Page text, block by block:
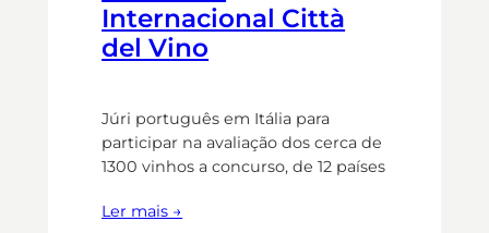
Internacional Città
del Vino
Júri português em Itália para
participar na avaliação dos cerca de
1300 vinhos a concurso, de 12 países
Ler mais →